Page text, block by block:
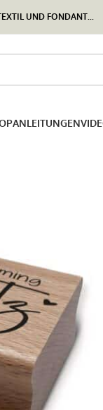
UND FONDANT...
ANLEITUNGEN